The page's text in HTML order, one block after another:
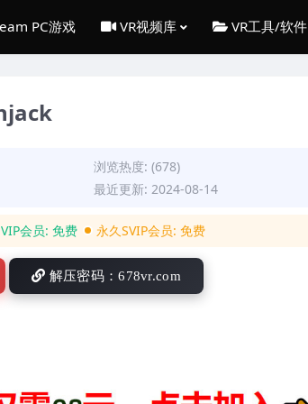
PC游戏 VR视频库 VR工具/软件
浏览热度: (678)
最近更新: 2024-08-14
会员:免费 永久SVIP会员:免费
解压密码：678vr.com